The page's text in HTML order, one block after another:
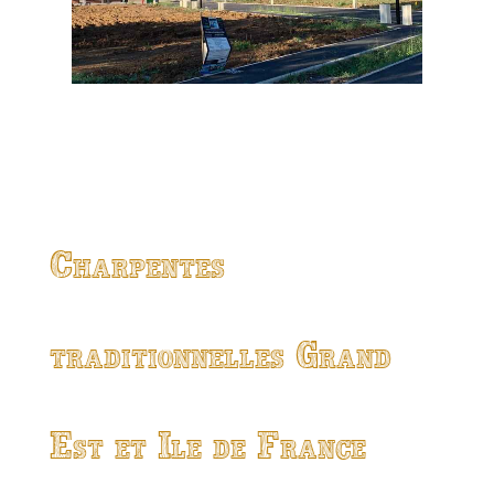
Charpentes
traditionnelles Grand
Est et Ile de France